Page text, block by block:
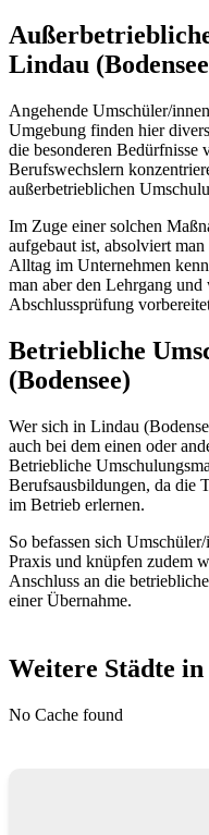
Lindau
Angehende Umschüler/
Umgebung finden hier
die besonderen Bedürfnisse
Berufswechslern
außerbetrieblichen
Im Zuge einer solchen
aufgebaut ist, absolviert
Alltag im Unternehmen
man aber den Lehrgang
Abschlussprüfung
Betriebliche
(Bodensee)
Wer sich in Lindau
auch bei dem einen oder
Betriebliche
Berufsausbildungen, da die
im Betrieb erlernen.
So befassen sich
Praxis und knüpfen zudem
Anschluss an die
einer Übernahme.
Weitere Städte in
No Cache found